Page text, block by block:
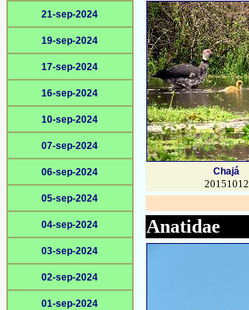
21-sep-2024
19-sep-2024
17-sep-2024
16-sep-2024
10-sep-2024
07-sep-2024
06-sep-2024
05-sep-2024
04-sep-2024
03-sep-2024
02-sep-2024
01-sep-2024
Chajá
20151012
Anatidae